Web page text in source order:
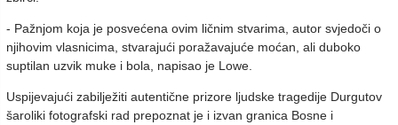
- Pažnjom koja je posvećena ovim ličnim stvarima, autor svjedoči o
njihovim vlasnicima, stvarajući poražavajuće moćan, ali duboko
suptilan uzvik muke i bola, napisao je Lowe.
Uspijevajući zabilježiti autentične prizore ljudske tragedije Durgutov
šaroliki fotografski rad prepoznat je i izvan granica Bosne i